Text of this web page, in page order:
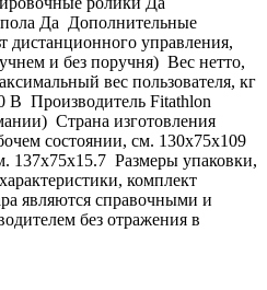
Да Дополнительные
дистанционного управления,
и без поручня) Вес нетто,
вес пользователя, кг
В Производитель Fitathlon
Страна изготовления
состоянии, см. 130х75x109
137х75x15.7 Размеры упаковки,
комплект
являются справочными и
без отражения в